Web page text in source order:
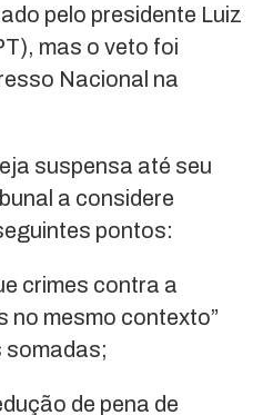
pelo presidente Luiz
mas o veto foi
Nacional na
suspensa até seu
a considere
pontos:
crimes contra a
no mesmo contexto”
somadas;
de pena de